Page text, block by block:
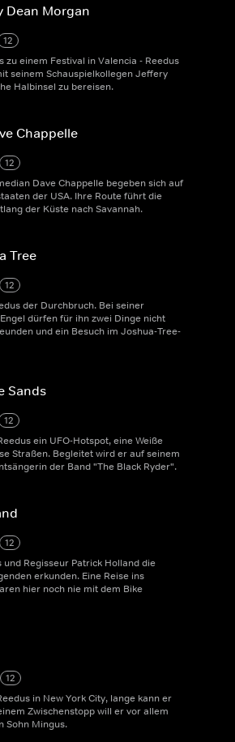
Dean Morgan
12
zu einem Festival in Valencia - Reedus
seinem Schauspielkollegen Jeffery
Halbinsel zu bereisen.
Chappelle
12
Dave Chappelle begeben sich auf
der USA. Ihre Route führt die
der Küste nach Savannah.
Tree
12
der Durchbruch. Bei seiner
dürfen für ihn zwei Dinge nicht
und ein Besuch im Joshua-Tree-
Sands
12
ein UFO-Hotspot, eine Weiße
Straßen. Begleitet wird er auf seinem
der Band "The Black Ryder".
12
Regisseur Patrick Holland die
erkunden. Eine Reise ins
hier noch nie mit dem Bike
12
in New York City, lange kann er
Zwischenstopp will er vor allem
Sohn Mingus.